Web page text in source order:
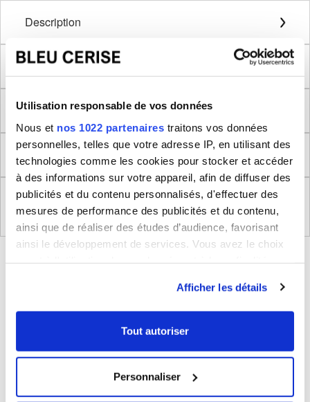
Utilisation responsable de vos données
Nous et nos 1022 partenaires traitons vos données
personnelles, telles que votre adresse IP, en utilisant des
technologies comme les cookies pour stocker et accéder
à des informations sur votre appareil, afin de diffuser des
publicités et du contenu personnalisés, d'effectuer des
mesures de performance des publicités et du contenu,
ainsi que de réaliser des études d’audience, favorisant
ainsi le développement de services. Vous avez le choix
tout moment en consultant la Déclaration relative aux
cookies ou en cliquant sur l'icône de confidentialité.
Collecter des informations sur votre localisation
géographique qui peuvent être précises à plusieurs
mètres près
Afficher les détails
Tout autoriser
Personnaliser
Description
Méthode de mesure
Dimensions produit
Retour
Règlement (UE) 2023/988 relatifs à la Sécurité
Générale des Produits
BLEUCERISE VOUS CONSEILLE